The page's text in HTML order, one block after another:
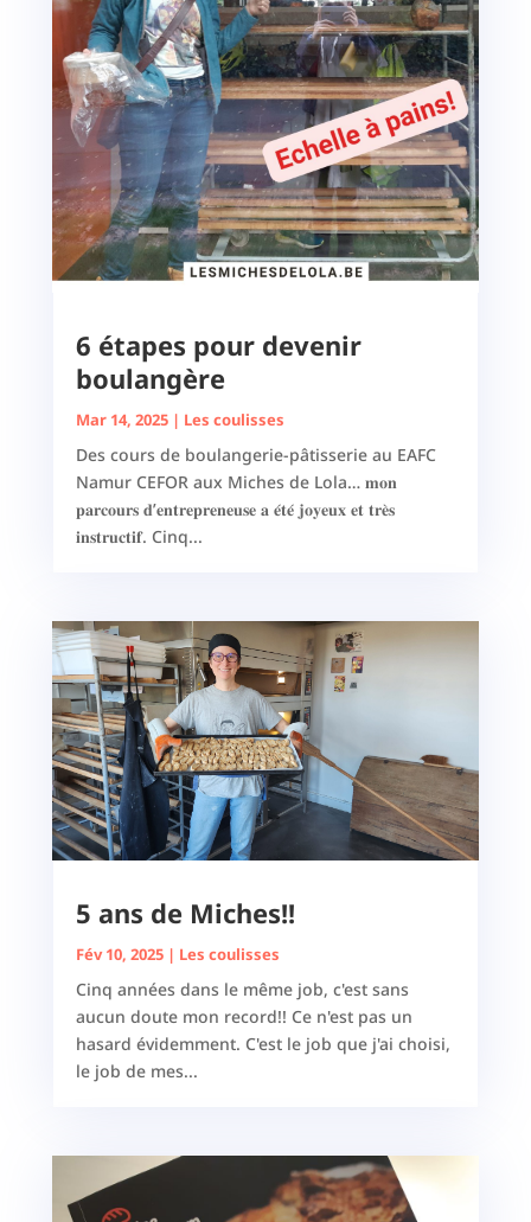
6 étapes pour devenir
boulangère
Mar 14, 2025| Les coulisses
Des cours de boulangerie-pâtisserie au EAFC
Namur CEFOR aux Miches de Lola… 𝐦𝐨𝐧
𝐩𝐚𝐫𝐜𝐨𝐮𝐫𝐬 𝐝’𝐞𝐧𝐭𝐫𝐞𝐩𝐫𝐞𝐧𝐞𝐮𝐬𝐞 𝐚 𝐞́𝐭𝐞́ 𝐣𝐨𝐲𝐞𝐮𝐱 𝐞𝐭 𝐭𝐫𝐞̀𝐬
𝐢𝐧𝐬𝐭𝐫𝐮𝐜𝐭𝐢𝐟. Cinq...
5 ans de Miches!!
Fév 10, 2025| Les coulisses
Cinq années dans le même job, c'est sans
aucun doute mon record!! Ce n'est pas un
hasard évidemment. C'est le job que j'ai choisi,
le job de mes...